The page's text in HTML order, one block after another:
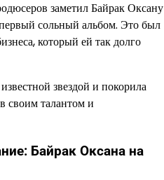
заметил Байрак Оксану
сольный альбом. Это был
который ей так долго
звездой и покорила
своим талантом и
Байрак Оксана на